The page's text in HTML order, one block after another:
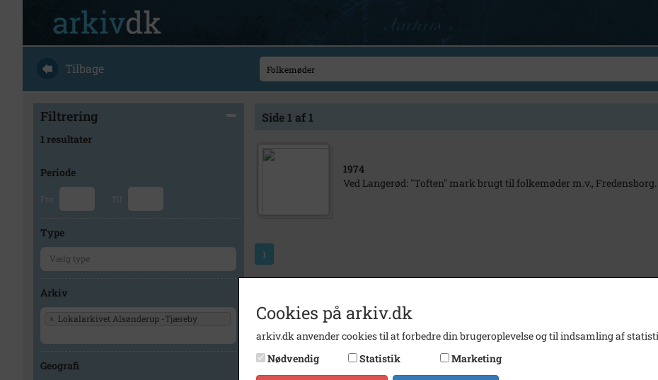
Tilbage
Filtrering
1 resultater
Periode
Fra Til
Type
Arkiv
× Lokalarkivet Alsønderup -Tjæreby
Geografi
Side 1 af 1
1974
Ved Langerød: "Toften" mark brugt til folkemøder m.v., Fredensborg.
1
Cookies på arkiv.dk
arkiv.dk anvender cookies til at forbedre din brugeroplevelse og til indsamling af
Nødvendig
Statistik Marketing